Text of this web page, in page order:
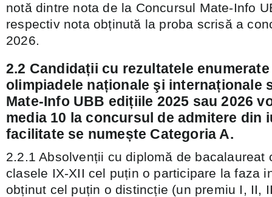
notă dintre nota de la Concursul Mate-Info
respectiv nota obținută la proba scrisă a
2026.
2.2 Candidații cu rezultatele
olimpiadele naționale şi internaționale
Mate-Info UBB edițiile 2025 sau 2026
media 10 la concursul de admitere din
facilitate se numește Categoria A.
2.2.1 Absolvenții cu diplomă de bacalaureat
clasele IX-XII cel puțin o participare la faza
obținut cel puțin o distincție (un premiu I, II,